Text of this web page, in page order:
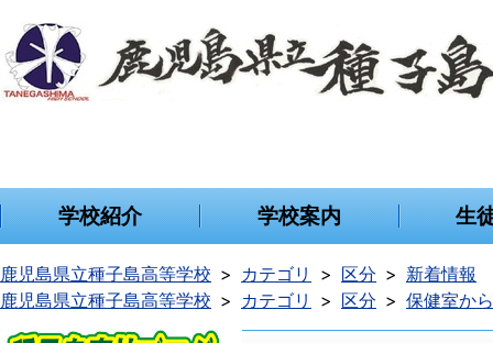
学校紹介 学校案内 生
鹿児島県立種子島高等学校 カテゴリ 区分
新着情報
鹿児島県立種子島高等学校
カテゴリ 区分 保健室から